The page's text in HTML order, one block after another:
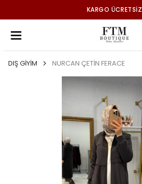
KARGO ÜCRETSİZ
DIŞ GİYİM NURCAN ÇETİN FERACE